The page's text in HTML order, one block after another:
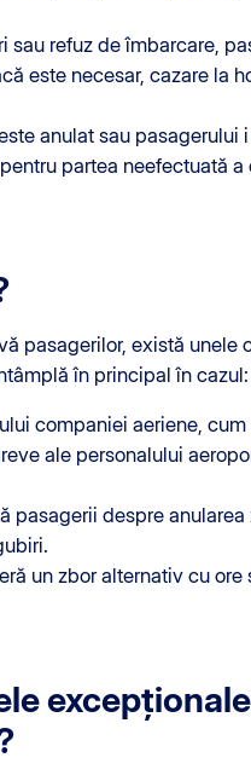
sau refuz de îmbarcare,
este necesar, cazare la
anulat sau pasagerului
partea neefectuată
pasagerilor, există unele
în principal în cazul:
companiei aeriene,
ale personalului
pasagerii despre
un zbor alternativ cu